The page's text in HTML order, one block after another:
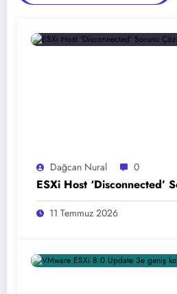
Dağcan Nural 0
ESXi Host ‘Disconnected’
11 Temmuz 2026